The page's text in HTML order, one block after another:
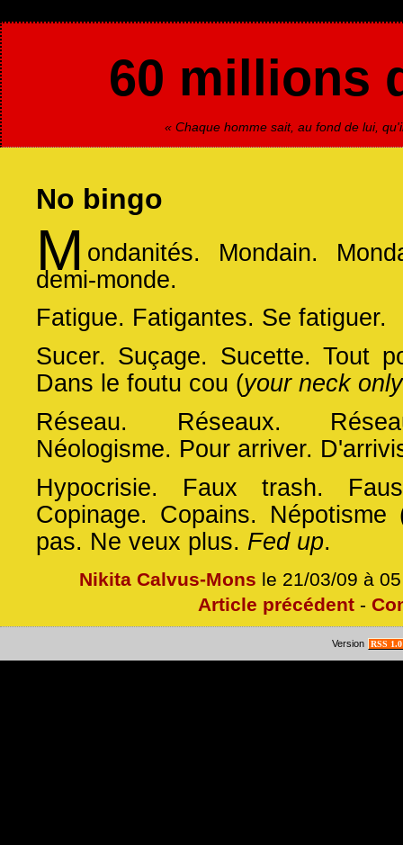
60 millions
« Chaque homme sait, au fond de lui,
No bingo
M ondanités. Mondain.
demi-monde.
Fatigue. Fatigantes. Se fatiguer.
Sucer. Suçage. Sucette. Tout
Dans le foutu cou (your neck only
Réseau. Réseaux.
Néologisme. Pour arriver.
Hypocrisie. Faux trash.
Copinage. Copains.
pas. Ne veux plus. Fed up.
Nikita Calvus-Mons le 21/03/09 à
Article précédent -
Version RSS